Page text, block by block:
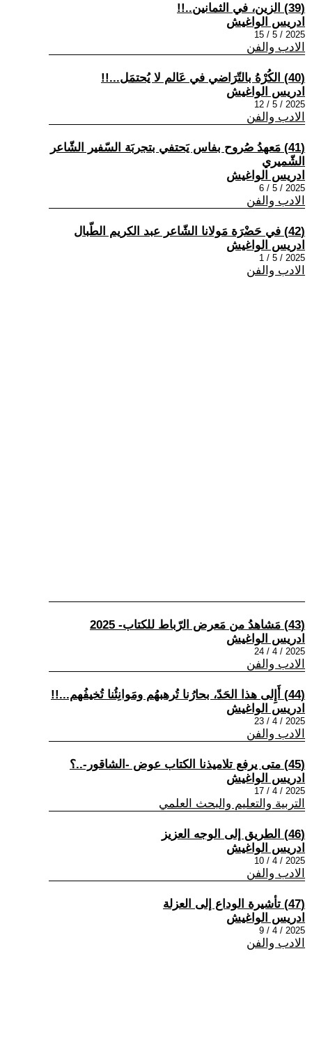
(39) الزين، في الثمانين..!!
ادريس الواغيش
2025 / 5 / 15
الادب والفن
(40) الكُرْهُ بالتّرَاضي في عَالم لا يُحتمَل...!!
ادريس الواغيش
2025 / 5 / 12
الادب والفن
(41) مَعهدُ صُروح بفاس يَحتفي بتجربَة السّفير الشّاعر
الشّميري
ادريس الواغيش
2025 / 5 / 6
الادب والفن
(42) في حَضْرَة مَولانا الشّاعر عبد الكريم الطّبال
ادريس الواغيش
2025 / 5 / 1
الادب والفن
(43) مَشاهدُ من مَعرض الرّباط للكتاب- 2025
ادريس الواغيش
2025 / 4 / 24
الادب والفن
(44) أَإِلى هذا الحَدّ، بحارُنا تُرهبهُم ومَوانِئُنا تُخيفُهم...!!
ادريس الواغيش
2025 / 4 / 23
الادب والفن
(45) متى يرفع تلاميذنا الكتاب عوض -الشاقور-..؟
ادريس الواغيش
2025 / 4 / 17
التربية والتعليم والبحث العلمي
(46) الطريق إلى الوجه العزيز
ادريس الواغيش
2025 / 4 / 10
الادب والفن
(47) تأشيرة الوداع إلى العزلة
ادريس الواغيش
2025 / 4 / 9
الادب والفن